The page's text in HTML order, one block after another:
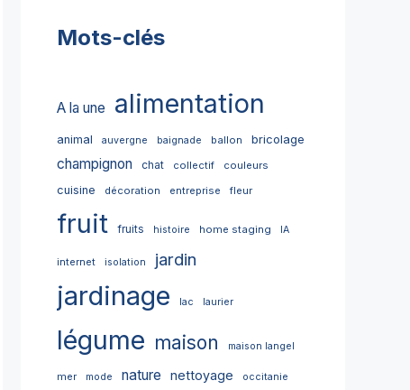
Mots-clés
A la une alimentation
animal auvergne baignade ballon bricolage
champignon chat collectif couleurs
cuisine décoration entreprise fleur
fruit fruits histoire home staging IA
internet isolation jardin
jardinage lac laurier
légume maison maison langel
mer mode nature nettoyage occitanie